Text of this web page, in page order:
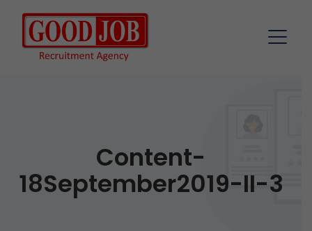
Content-
18September2019-II-3